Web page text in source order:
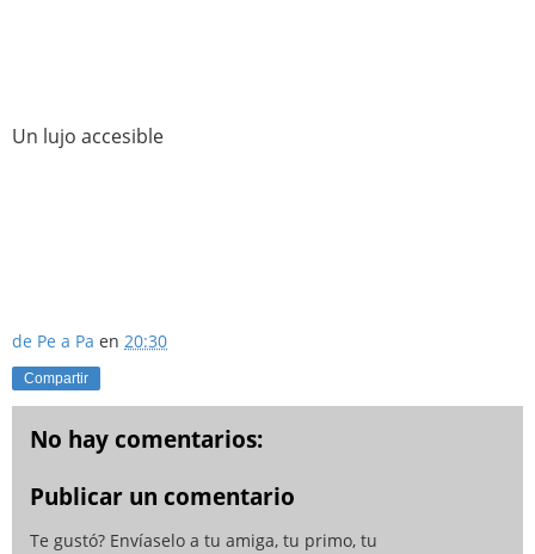
Un lujo accesible
de Pe a Pa en 20:30
Compartir
No hay comentarios:
Publicar un comentario
Te gustó? Envíaselo a tu amiga, tu primo, tu